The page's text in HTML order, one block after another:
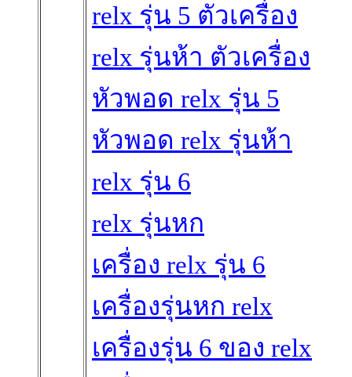
relx รุ่น 5 ตัวเครื่อง
relx รุ่นห้า ตัวเครื่อง
หัวพอด relx รุ่น 5
หัวพอด relx รุ่นห้า
relx รุ่น 6
relx รุ่นหก
เครื่อง relx รุ่น 6
เครื่องรุ่นหก relx
เครื่องรุ่น 6 ของ relx